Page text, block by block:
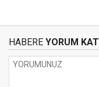
HABERE YORUM KAT